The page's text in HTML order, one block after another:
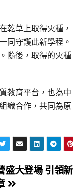
乾草上取得火種，
同守護此新學程。
隨後，取得的火種
教育平台，也為中
織合作，共同為原
盛大登場 引領新